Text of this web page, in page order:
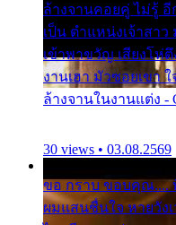
ล้างจานคอยคู่ ไม่รู้ อี
เป็น ตำแหน่งเจ้าสา
เข้าพาขวัญ เสียงโห่
งานเฮา มัวซอยเขา
ล้างจานในงานแต่ง -
30 views • 03.08.2569
ขอ กราบ ขอบคุณ....
ผมแสนชื่นใจ หายวัง